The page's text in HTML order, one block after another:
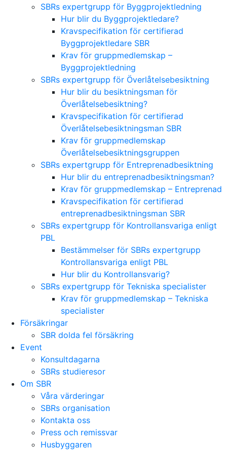
SBRs expertgrupp för Byggprojektledning
Hur blir du Byggprojektledare?
Kravspecifikation för certifierad
Byggprojektledare SBR
Krav för gruppmedlemskap –
Byggprojektledning
SBRs expertgrupp för Överlåtelsebesiktning
Hur blir du besiktningsman för
Överlåtelsebesiktning?
Kravspecifikation för certifierad
Överlåtelsebesiktningsman SBR
Krav för gruppmedlemskap
Överlåtelsebesiktningsgruppen
SBRs expertgrupp för Entreprenadbesiktning
Hur blir du entreprenadbesiktningsman?
Krav för gruppmedlemskap – Entreprenad
Kravspecifikation för certifierad
entreprenadbesiktningsman SBR
SBRs expertgrupp för Kontrollansvariga enligt
PBL
Bestämmelser för SBRs expertgrupp
Kontrollansvariga enligt PBL
Hur blir du Kontrollansvarig?
SBRs expertgrupp för Tekniska specialister
Krav för gruppmedlemskap – Tekniska
specialister
Försäkringar
SBR dolda fel försäkring
Event
Konsultdagarna
SBRs studieresor
Om SBR
Våra värderingar
SBRs organisation
Kontakta oss
Press och remissvar
Husbyggaren